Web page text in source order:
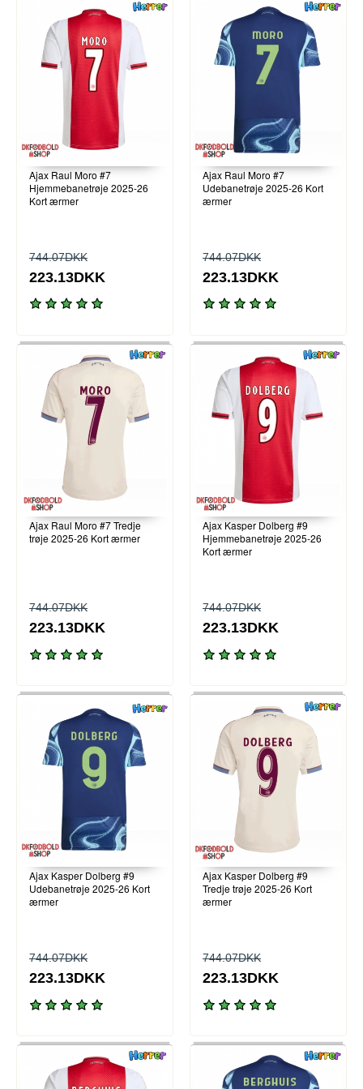
Ajax Raul Moro #7
Hjemmebanetrøje 2025-26
Kort ærmer
744.07DKK
223.13DKK
Ajax Raul Moro #7
Udebanetrøje 2025-26 Kort
ærmer
744.07DKK
223.13DKK
Ajax Raul Moro #7 Tredje
trøje 2025-26 Kort ærmer
744.07DKK
223.13DKK
Ajax Kasper Dolberg #9
Hjemmebanetrøje 2025-26
Kort ærmer
744.07DKK
223.13DKK
Ajax Kasper Dolberg #9
Udebanetrøje 2025-26 Kort
ærmer
744.07DKK
223.13DKK
Ajax Kasper Dolberg #9
Tredje trøje 2025-26 Kort
ærmer
744.07DKK
223.13DKK